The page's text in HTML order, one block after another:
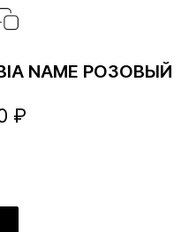
NAME РОЗОВЫЙ
₽